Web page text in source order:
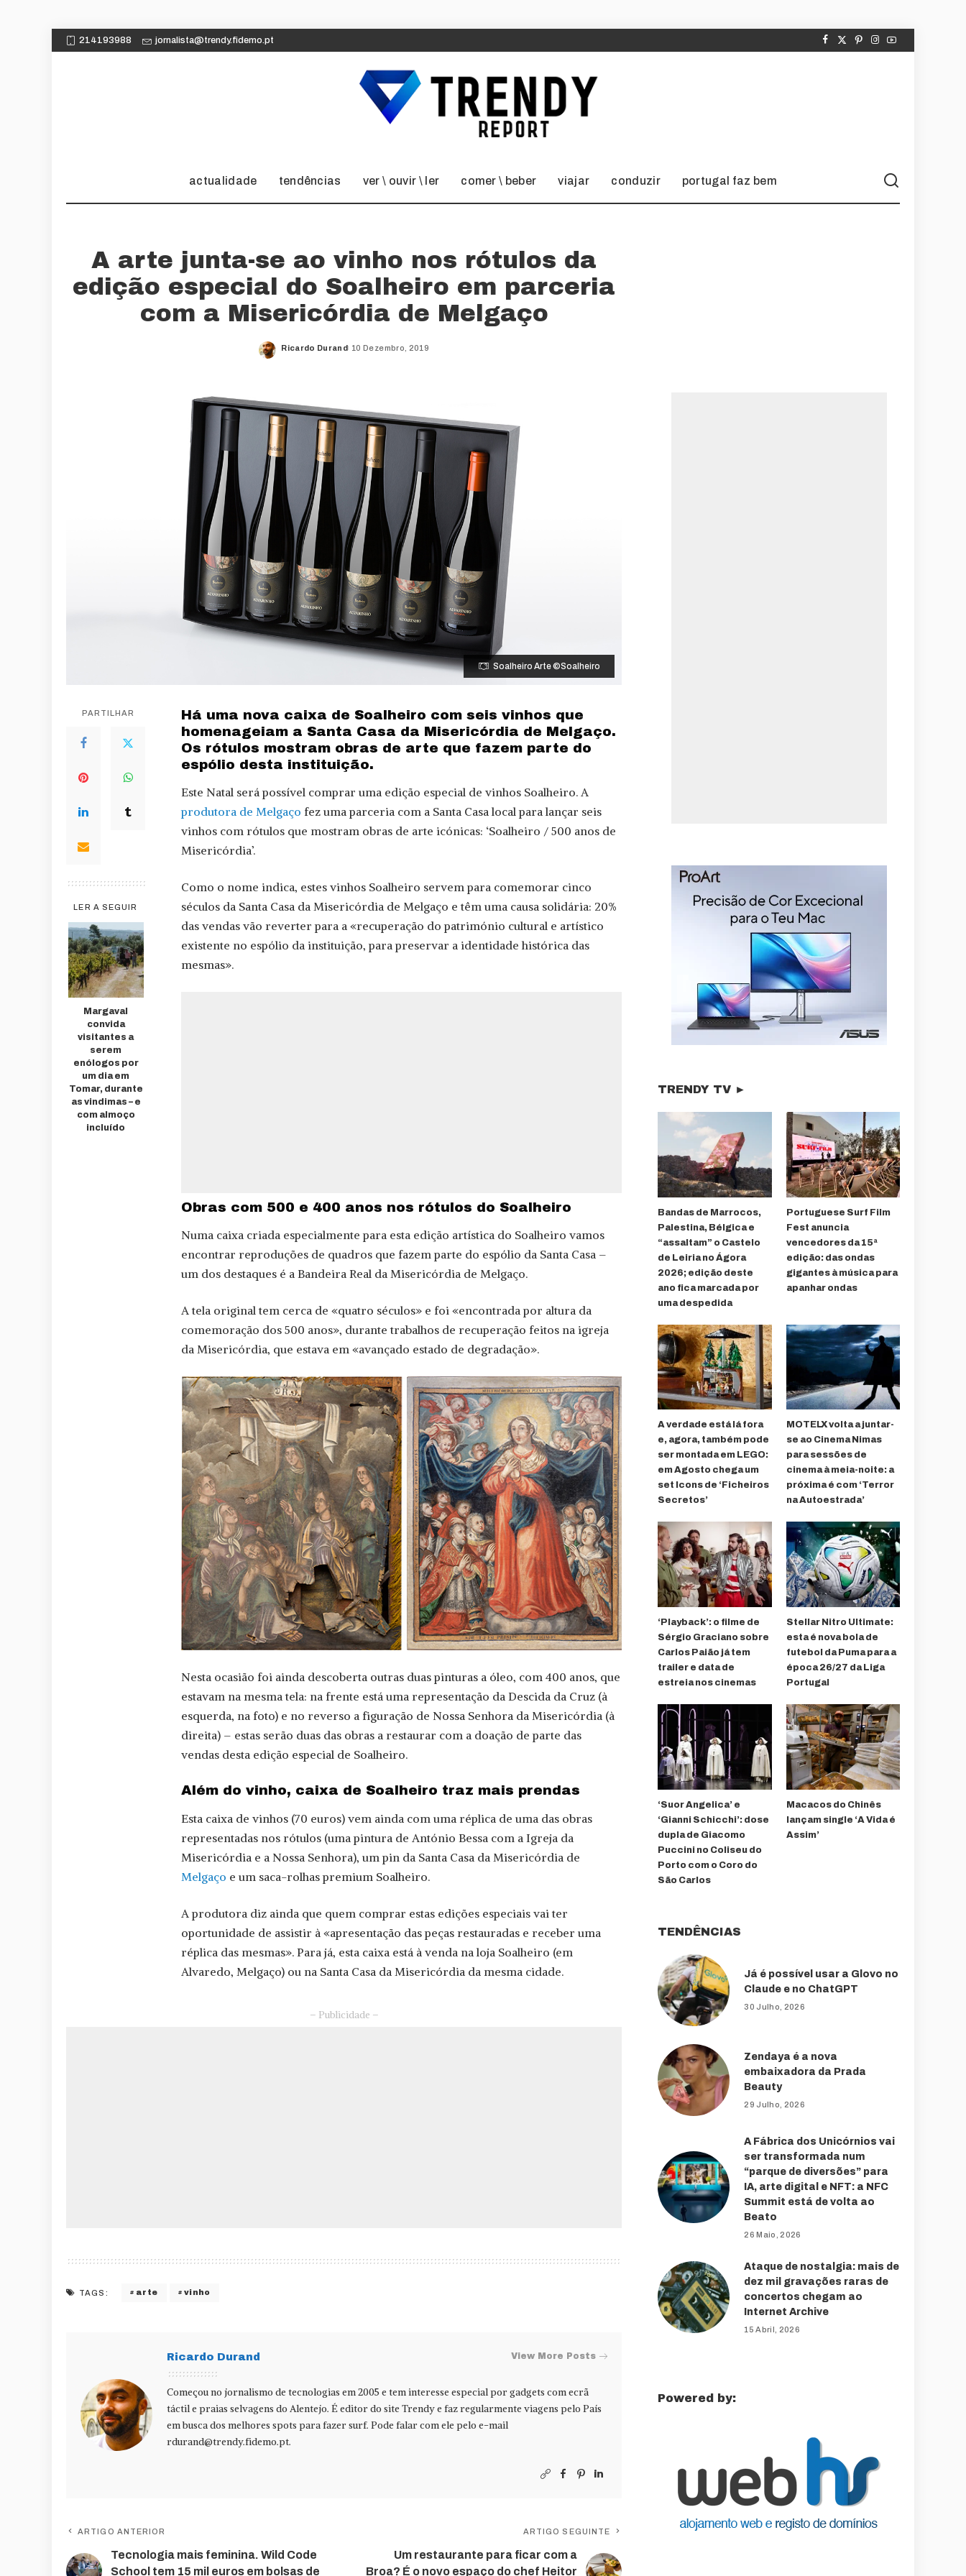
214193988 jornalista@trendy.fidemo.pt
actualidade tendências ver \ ouvir \ ler comer \ beber viajar conduzir portugal faz bem
A arte junta-se ao vinho nos rótulos da
edição especial do Soalheiro em parceria
com a Misericórdia de Melgaço
Posted
Ricardo Durand 10 Dezembro, 2019
Soalheiro Arte ©Soalheiro
PARTILHAR
LER A SEGUIR
Margaval
convida
visitantes a
serem
enólogos por
um dia em
Tomar, durante
as vindimas – e
com almoço
incluído
Há uma nova caixa de Soalheiro com seis vinhos que
homenageiam a Santa Casa da Misericórdia de Melgaço.
Os rótulos mostram obras de arte que fazem parte do
espólio desta instituição.
Este Natal será possível comprar uma edição especial de vinhos Soalheiro. A
produtora de Melgaço fez uma parceria com a Santa Casa local para lançar seis
vinhos com rótulos que mostram obras de arte icónicas: ‘Soalheiro / 500 anos de
Misericórdia’.
Como o nome indica, estes vinhos Soalheiro servem para comemorar cinco
séculos da Santa Casa da Misericórdia de Melgaço e têm uma causa solidária: 20%
das vendas vão reverter para a «recuperação do património cultural e artístico
existente no espólio da instituição, para preservar a identidade histórica das
mesmas».
Obras com 500 e 400 anos nos rótulos do Soalheiro
Numa caixa criada especialmente para esta edição artística do Soalheiro vamos
encontrar reproduções de quadros que fazem parte do espólio da Santa Casa –
um dos destaques é a Bandeira Real da Misericórdia de Melgaço.
A tela original tem cerca de «quatro séculos» e foi «encontrada por altura da
comemoração dos 500 anos», durante trabalhos de recuperação feitos na igreja
da Misericórdia, que estava em «avançado estado de degradação».
Nesta ocasião foi ainda descoberta outras duas pinturas a óleo, com 400 anos, que
estavam na mesma tela: na frente está uma representação da Descida da Cruz (à
esquerda, na foto) e no reverso a figuração de Nossa Senhora da Misericórdia (à
direita) – estas serão duas das obras a restaurar com a doação de parte das
vendas desta edição especial de Soalheiro.
Além do vinho, caixa de Soalheiro traz mais prendas
Esta caixa de vinhos (70 euros) vem ainda com uma réplica de uma das obras
representadas nos rótulos (uma pintura de António Bessa com a Igreja da
Misericórdia e a Nossa Senhora), um pin da Santa Casa da Misericórdia de
Melgaço e um saca-rolhas premium Soalheiro.
A produtora diz ainda que quem comprar estas edições especiais vai ter
oportunidade de assistir à «apresentação das peças restauradas e receber uma
réplica das mesmas». Para já, esta caixa está à venda na loja Soalheiro (em
Alvaredo, Melgaço) ou na Santa Casa da Misericórdia da mesma cidade.
– Publicidade –
TAGS: arte vinho
Ricardo Durand View More Posts
Começou no jornalismo de tecnologias em 2005 e tem interesse especial por gadgets com ecrã
táctil e praias selvagens do Alentejo. É editor do site Trendy e faz regularmente viagens pelo País
em busca dos melhores spots para fazer surf. Pode falar com ele pelo e-mail
rdurand@trendy.fidemo.pt.
ARTIGO ANTERIOR
Tecnologia mais feminina. Wild Code
School tem 15 mil euros em bolsas de
ARTIGO SEGUINTE
Um restaurante para ficar com a
Broa? É o novo espaço do chef Heitor
TRENDY TV ►
Bandas de Marrocos,
Palestina, Bélgica e
“assaltam” o Castelo
de Leiria no Ágora
2026; edição deste
ano fica marcada por
uma despedida
Portuguese Surf Film
Fest anuncia
vencedores da 15ª
edição: das ondas
gigantes à música para
apanhar ondas
A verdade está lá fora
e, agora, também pode
ser montada em LEGO:
em Agosto chega um
set Icons de ‘Ficheiros
Secretos’
MOTELX volta a juntar-
se ao Cinema Nimas
para sessões de
cinema à meia-noite: a
próxima é com ‘Terror
na Autoestrada’
‘Playback’: o filme de
Sérgio Graciano sobre
Carlos Paião já tem
trailer e data de
estreia nos cinemas
Stellar Nitro Ultimate:
esta é nova bola de
futebol da Puma para a
época 26/27 da Liga
Portugal
‘Suor Angelica’ e
‘Gianni Schicchi’: dose
dupla de Giacomo
Puccini no Coliseu do
Porto com o Coro do
São Carlos
Macacos do Chinês
lançam single ‘A Vida é
Assim’
TENDÊNCIAS
Já é possível usar a Glovo no
Claude e no ChatGPT
30 Julho, 2026
Zendaya é a nova
embaixadora da Prada
Beauty
29 Julho, 2026
A Fábrica dos Unicórnios vai
ser transformada num
“parque de diversões” para
IA, arte digital e NFT: a NFC
Summit está de volta ao
Beato
26 Maio, 2026
Ataque de nostalgia: mais de
dez mil gravações raras de
concertos chegam ao
Internet Archive
15 Abril, 2026
Powered by: